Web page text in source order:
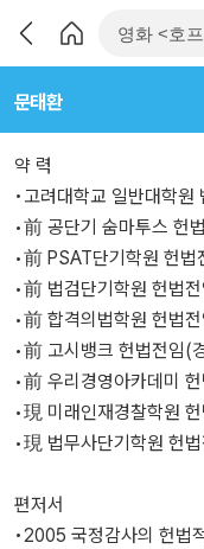
문태환
약 력
•고려대학교 일반대학원
•前 공단기 숨마투스 헌
•前 PSAT단기학원 헌
•前 법검단기학원 헌법
•前 합격의법학원 헌법
•前 고시뱅크 헌법전임(
•前 우리경영아카데미
•現 미래인재경찰학원
•現 법무사단기학원 헌
편저서
•2005 국정감사의 헌법